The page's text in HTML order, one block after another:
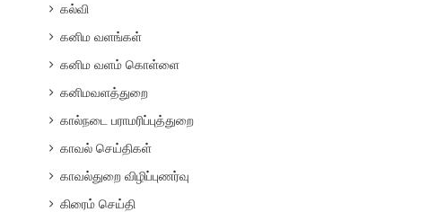
கல்வி
கனிம வளங்கள்
கனிம வளம் கொள்ளை
கனிமவளத்துறை
கால்நடை பராமரிப்புத்துறை
காவல் செய்திகள்
காவல்துறை விழிப்புணர்வு
கிரைம் செய்தி